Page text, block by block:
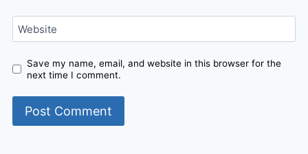
Website
Save my name, email, and website in this browser for the
next time I comment.